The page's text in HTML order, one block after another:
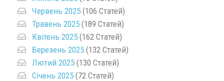
Червень 2025 (106 Статей)
Травень 2025 (189 Статей)
Квітень 2025 (162 Статей)
Березень 2025 (132 Статей)
Лютий 2025 (130 Статей)
Січень 2025 (72 Статей)